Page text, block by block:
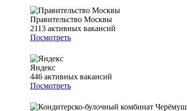
Правительство Москвы
2113 активных вакансий
Посмотреть
Яндекс
446 активных вакансий
Посмотреть